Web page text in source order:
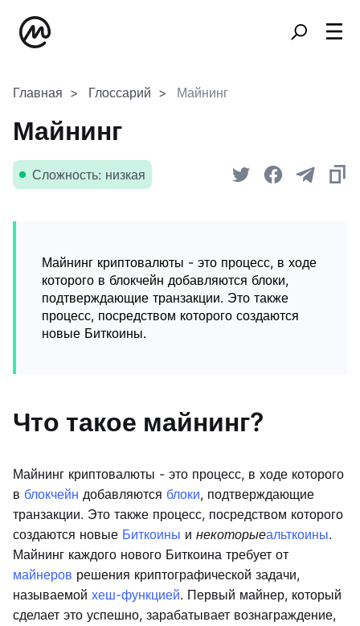
Главная Глоссарий Майнинг
Майнинг
Сложность: низкая
Майнинг криптовалюты - это процесс, в ходе
которого в блокчейн добавляются блоки,
подтверждающие транзакции. Это также
процесс, посредством которого создаются
новые Биткоины.
Что такое майнинг?
Майнинг криптовалюты - это процесс, в ходе которого
в блокчейн добавляются блоки, подтверждающие
транзакции. Это также процесс, посредством которого
создаются новые Биткоины и некоторыеальткоины.
Майнинг каждого нового Биткоина требует от
майнеров решения криптографической задачи,
называемой хеш-функцией. Первый майнер, который
сделает это успешно, зарабатывает вознаграждение,